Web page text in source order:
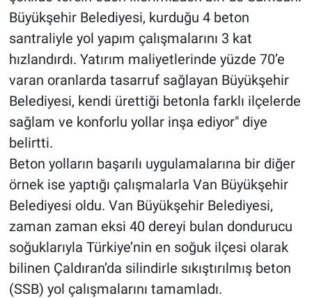
Büyükşehir Belediyesi, kurduğu 4 beton
santraliyle yol yapım çalışmalarını 3 kat
hızlandırdı. Yatırım maliyetlerinde yüzde 70’e
varan oranlarda tasarruf sağlayan Büyükşehir
Belediyesi, kendi ürettiği betonla farklı ilçelerde
sağlam ve konforlu yollar inşa ediyor" diye
belirtti.
Beton yolların başarılı uygulamalarına bir diğer
örnek ise yaptığı çalışmalarla Van Büyükşehir
Belediyesi oldu. Van Büyükşehir Belediyesi,
zaman zaman eksi 40 dereyi bulan dondurucu
soğuklarıyla Türkiye’nin en soğuk ilçesi olarak
bilinen Çaldıran’da silindirle sıkıştırılmış beton
(SSB) yol çalışmalarını tamamladı.